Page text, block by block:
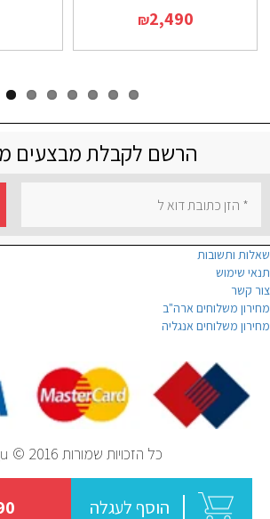
הוסף לעגלה
₪2,490
הרשם לקבלת מבצעים
שאלות ותשובות
תנאי שימוש
צור קשר
מחירון משלוחים ארה"ב
מחירון משלוחים אנגליה
כל הזכויות שמורות idgu © 2016